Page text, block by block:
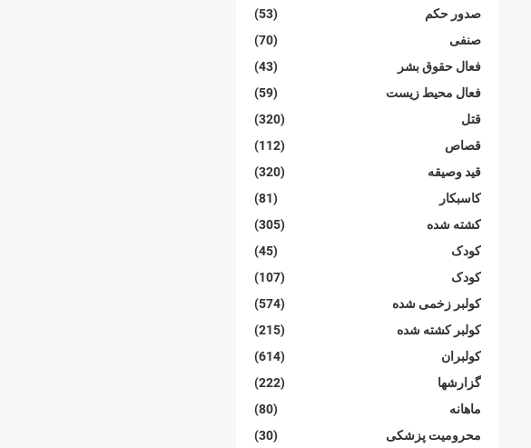
صدور حکم
(53)
صنفی
(70)
فعال حقوق بشر
(43)
فعال محیط زیست
(59)
قتل
(320)
قصاص
(112)
قید وصیقه
(320)
کاسبکار
(81)
کشته شده
(305)
کودک
(45)
کودک
(107)
کولبر زخمی شدە
(574)
کولبر کشتە شدە
(215)
کولبران
(614)
گزارشها
(222)
ماهانە
(80)
محرومیت پزشکی
(30)